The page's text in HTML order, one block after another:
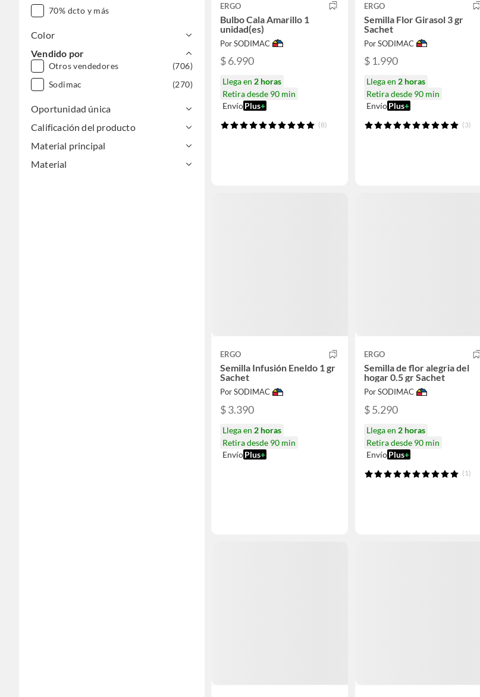
70% dcto y más
Color
Vendido por
Otros vendedores
(706)
Sodimac
(270)
Oportunidad única
Calificación del producto
Material principal
Material
ERGO
Bulbo Cala Amarillo 1
unidad(es)
Por SODIMAC
$ 6.990
Llega en 2 horas
Retira desde 90 min
EnvíoPlus+
(8)
ERGO
Semilla Flor Girasol 3 gr
Sachet
Por SODIMAC
$ 1.990
Llega en 2 horas
Retira desde 90 min
EnvíoPlus+
(3)
ERGO
Semilla Infusión Eneldo 1 gr
Sachet
Por SODIMAC
$ 3.390
Llega en 2 horas
Retira desde 90 min
EnvíoPlus+
ERGO
Semilla de flor alegria del
hogar 0.5 gr Sachet
Por SODIMAC
$ 5.290
Llega en 2 horas
Retira desde 90 min
EnvíoPlus+
(1)